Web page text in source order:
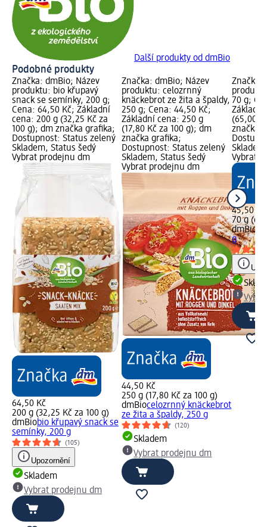
Další produkty od dmBio
Podobné produkty
Značka: dmBio; Název
produktu: bio křupavý
snack se semínky, 200 g;
Cena: 64,50 Kč; Základní
cena: 200 g (32,25 Kč za
100 g); dm značka grafika;
Dostupnost: Status zelený
Skladem, Status šedý
Vybrat prodejnu dm
64,50 Kč
200 g (32,25 Kč za 100 g)
dmBiobio křupavý snack se
semínky, 200 g
(105)
Upozornění
Skladem
Vybrat prodejnu dm
Značka: dmBio; Název
produktu: celozrnný
knäckebrot ze žita a špaldy,
250 g; Cena: 44,50 Kč;
Základní cena: 250 g
(17,80 Kč za 100 g); dm
značka grafika;
Dostupnost: Status zelený
Skladem, Status šedý
Vybrat prodejnu dm
44,50 Kč
250 g (17,80 Kč za 100 g)
dmBiocelozrnný knäckebrot
ze žita a špaldy, 250 g
(120)
Skladem
Vybrat prodejnu dm
Značka:
70 g;
(65,00
značka
Vybrat
45,50 Kč
70 g
dmBio
g